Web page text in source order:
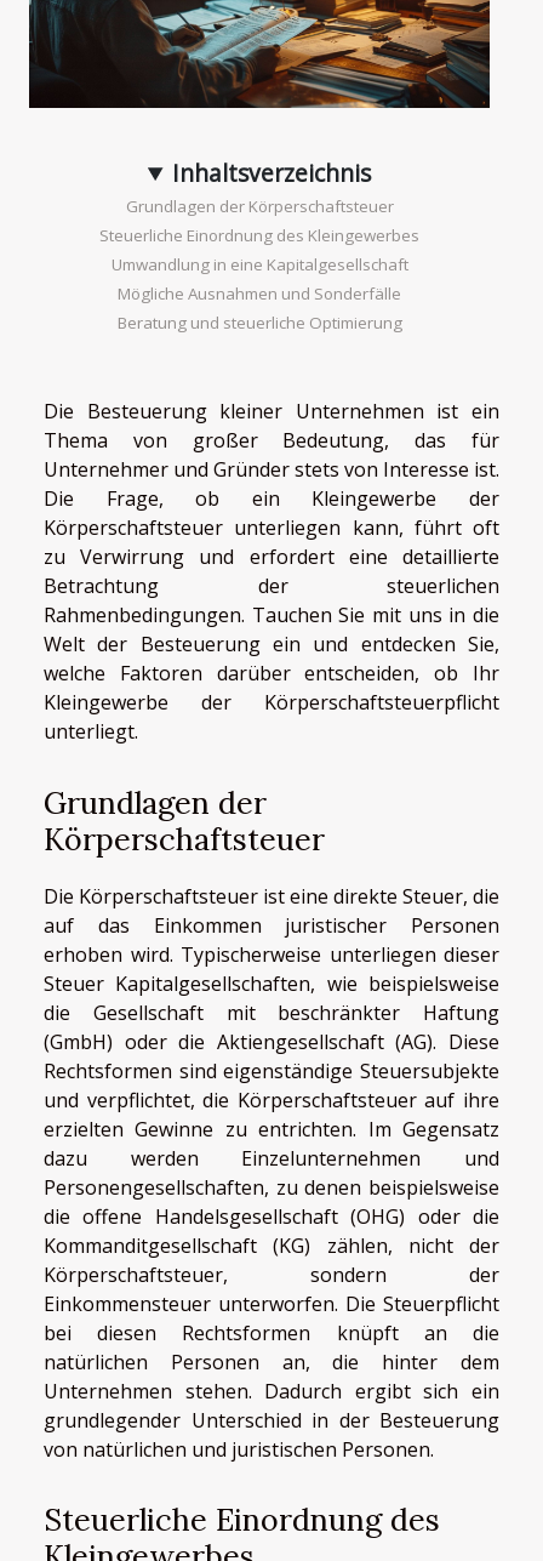
Inhaltsverzeichnis
Grundlagen der Körperschaftsteuer
Steuerliche Einordnung des Kleingewerbes
Umwandlung in eine Kapitalgesellschaft
Mögliche Ausnahmen und Sonderfälle
Beratung und steuerliche Optimierung
Die Besteuerung kleiner Unternehmen ist ein
Thema von großer Bedeutung, das für
Unternehmer und Gründer stets von Interesse ist.
Die Frage, ob ein Kleingewerbe der
Körperschaftsteuer unterliegen kann, führt oft
zu Verwirrung und erfordert eine detaillierte
Betrachtung der steuerlichen
Rahmenbedingungen. Tauchen Sie mit uns in die
Welt der Besteuerung ein und entdecken Sie,
welche Faktoren darüber entscheiden, ob Ihr
Kleingewerbe der Körperschaftsteuerpflicht
unterliegt.
Grundlagen der
Körperschaftsteuer
Die Körperschaftsteuer ist eine direkte Steuer, die
auf das Einkommen juristischer Personen
erhoben wird. Typischerweise unterliegen dieser
Steuer Kapitalgesellschaften, wie beispielsweise
die Gesellschaft mit beschränkter Haftung
(GmbH) oder die Aktiengesellschaft (AG). Diese
Rechtsformen sind eigenständige Steuersubjekte
und verpflichtet, die Körperschaftsteuer auf ihre
erzielten Gewinne zu entrichten. Im Gegensatz
dazu werden Einzelunternehmen und
Personengesellschaften, zu denen beispielsweise
die offene Handelsgesellschaft (OHG) oder die
Kommanditgesellschaft (KG) zählen, nicht der
Körperschaftsteuer, sondern der
Einkommensteuer unterworfen. Die Steuerpflicht
bei diesen Rechtsformen knüpft an die
natürlichen Personen an, die hinter dem
Unternehmen stehen. Dadurch ergibt sich ein
grundlegender Unterschied in der Besteuerung
von natürlichen und juristischen Personen.
Steuerliche Einordnung des